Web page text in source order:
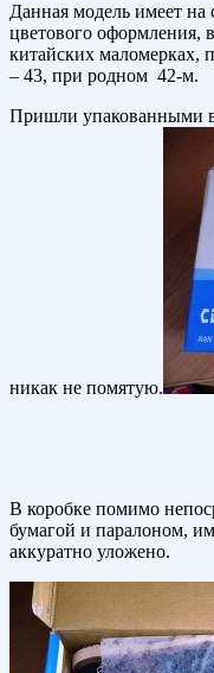
Данная модель имеет на
цветового
китайских маломерках,
– 43, при родном 42-м.
Пришли упакованными в
никак не помятую.
В коробке помимо
бумагой и паралоном,
аккуратно уложено.